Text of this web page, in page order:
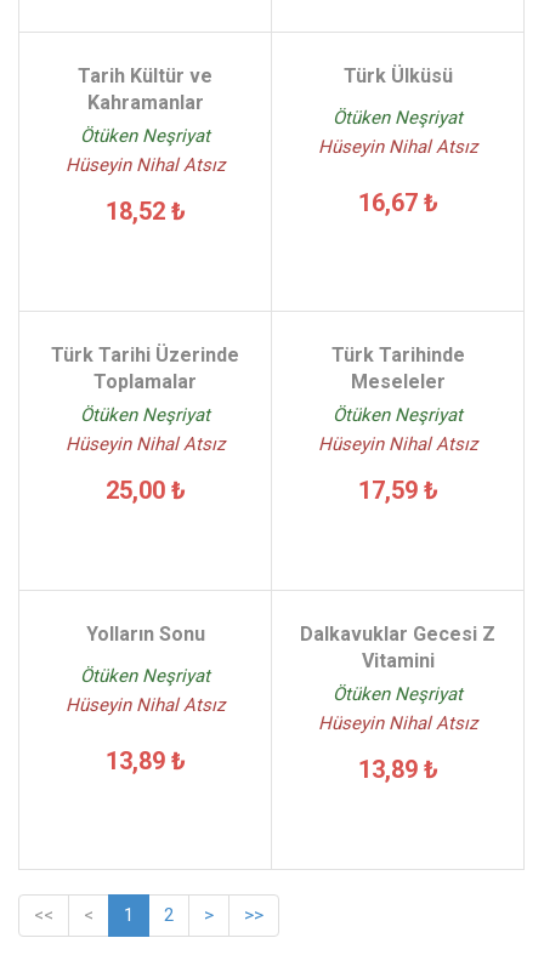
Tarih Kültür ve
Kahramanlar
Ötüken Neşriyat
Hüseyin Nihal Atsız
18,52 ₺
Türk Ülküsü
Ötüken Neşriyat
Hüseyin Nihal Atsız
16,67 ₺
Türk Tarihi Üzerinde
Toplamalar
Ötüken Neşriyat
Hüseyin Nihal Atsız
25,00 ₺
Türk Tarihinde
Meseleler
Ötüken Neşriyat
Hüseyin Nihal Atsız
17,59 ₺
Yolların Sonu
Ötüken Neşriyat
Hüseyin Nihal Atsız
13,89 ₺
Dalkavuklar Gecesi Z
Vitamini
Ötüken Neşriyat
Hüseyin Nihal Atsız
13,89 ₺
<< < 1 2 > >>